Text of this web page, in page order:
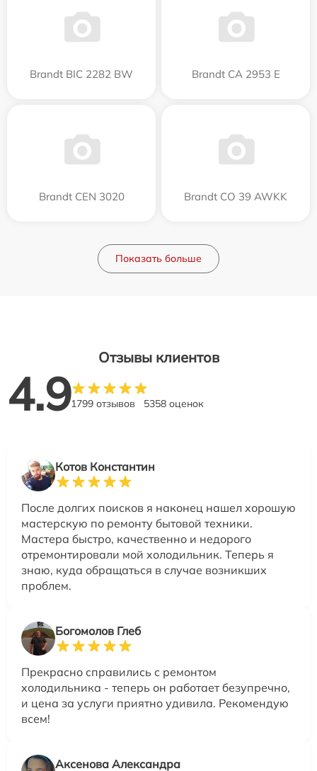
Brandt BIC 2282 BW Brandt CA 2953 E
Brandt CEN 3020 Brandt CO 39 AWKK
Показать больше
Отзывы клиентов
4.91799 отзывов 5358 оценок
Котов Константин
После долгих поисков я наконец нашел хорошую
мастерскую по ремонту бытовой техники.
Мастера быстро, качественно и недорого
отремонтировали мой холодильник. Теперь я
знаю, куда обращаться в случае возникших
проблем.
Богомолов Глеб
Прекрасно справились с ремонтом
холодильника - теперь он работает безупречно,
и цена за услуги приятно удивила. Рекомендую
всем!
Аксенова Александра